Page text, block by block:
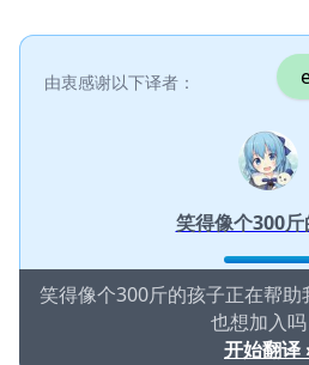
由衷感谢以下译者：
笑得像个300
笑得像个300斤的孩子正在帮
也想加入吗
开始翻译